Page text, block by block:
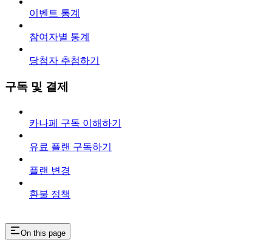
이벤트 통계
참여자별 통계
당첨자 추첨하기
구독 및 결제
카나페 구독 이해하기
유료 플랜 구독하기
플랜 변경
환불 정책
On this page